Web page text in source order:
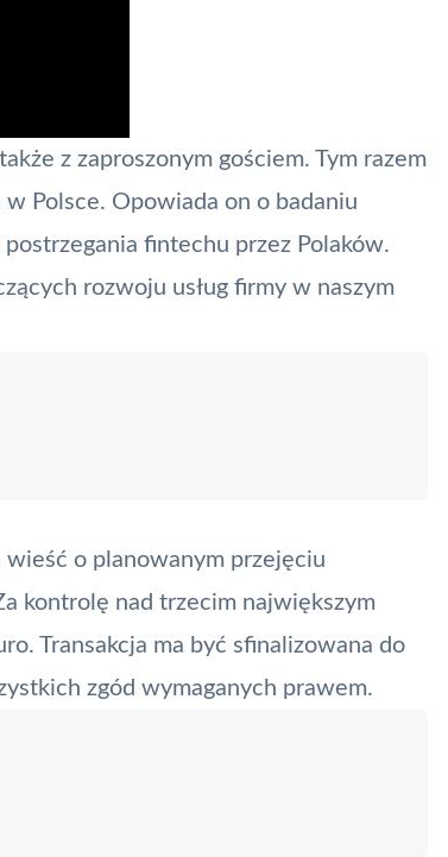
z zaproszonym gościem. Tym razem
w Polsce. Opowiada on o badaniu
fintechu przez Polaków.
rozwoju usług firmy w naszym
wieść o planowanym przejęciu
kontrolę nad trzecim największym
Transakcja ma być sfinalizowana do
zgód wymaganych prawem.